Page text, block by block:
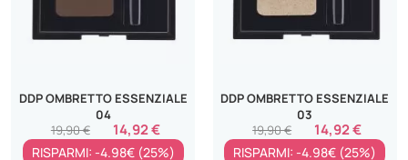
DDP OMBRETTO ESSENZIALE
04
14,92 €
19,90 €
RISPARMI: -4.98€ (25%)
DDP OMBRETTO ESSENZIALE
03
14,92 €
19,90 €
RISPARMI: -4.98€ (25%)